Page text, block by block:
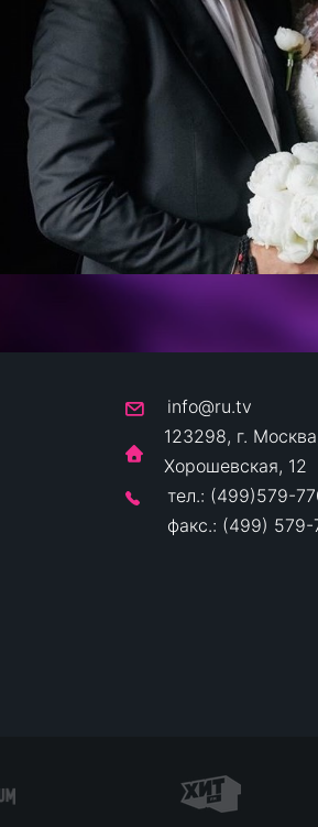
info@ru.tv
123298, г.
Хорошевская, 12
тел.: (499)579-
факс.: (499) 579-